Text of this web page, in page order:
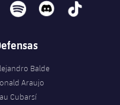
spotify discord tiktok
Balde
Araujo
Cubarsí